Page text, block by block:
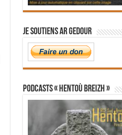
Je soutiens Ar Gedour
PODCASTS « Hentoù Breizh »